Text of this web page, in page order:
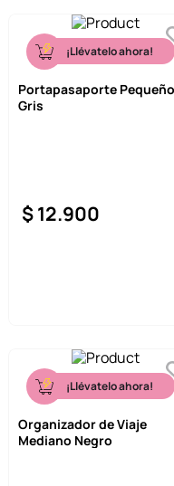
¡Llévatelo ahora!
Portapasaporte Pequeño
Gris
$12.900
¡Llévatelo ahora!
Organizador de Viaje
Mediano Negro
disney
7
termos
8
9.